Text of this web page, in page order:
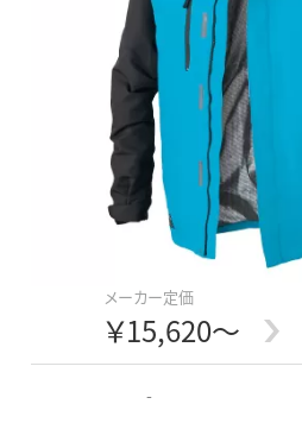
メーカー定価
￥15,620～
-